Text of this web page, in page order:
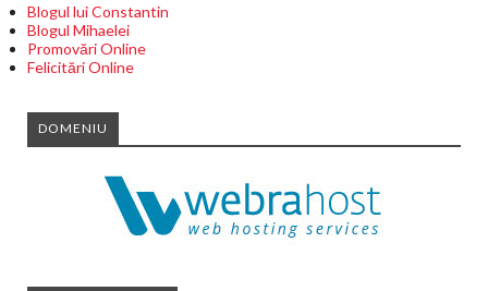
Blogul lui Constantin
Blogul Mihaelei
Promovări Online
Felicitări Online
DOMENIU